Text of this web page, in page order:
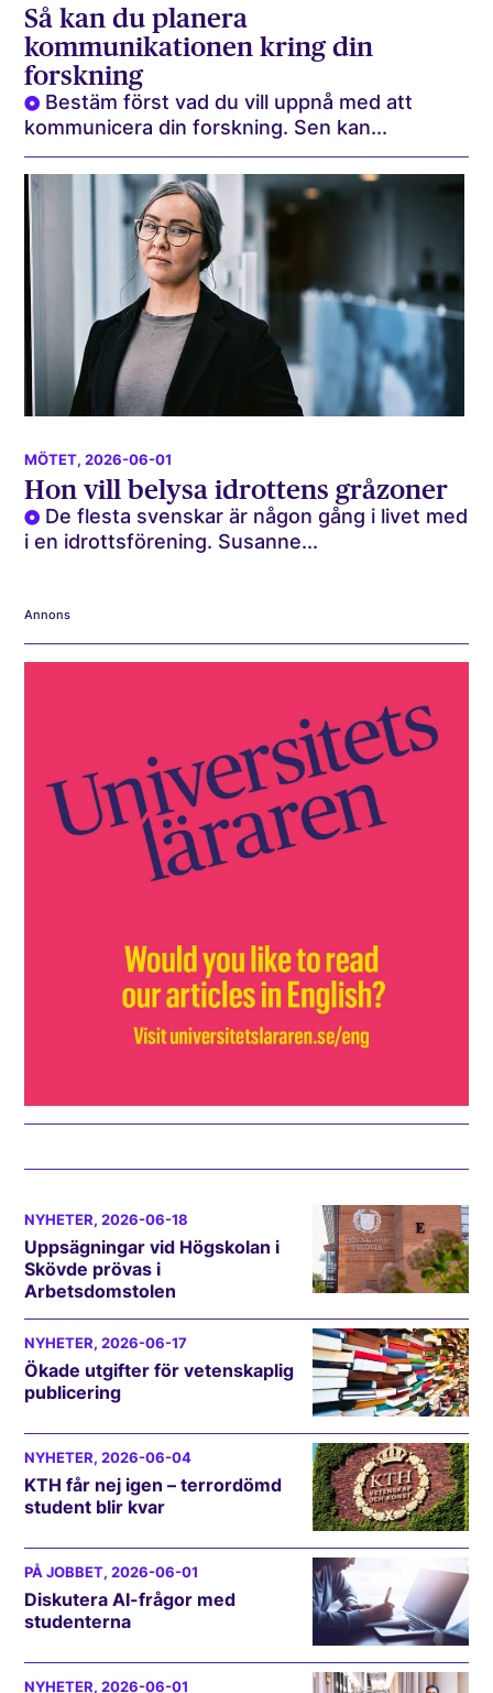
Så kan du planera
kommunikationen kring din
forskning
Bestäm först vad du vill uppnå med att
kommunicera din forskning. Sen kan...
MÖTET, 2026-06-01
Hon vill belysa idrottens gråzoner
De flesta svenskar är någon gång i livet med
i en idrottsförening. Susanne...
Annons
NYHETER, 2026-06-18
Uppsägningar vid Högskolan i
Skövde prövas i
Arbetsdomstolen
NYHETER, 2026-06-17
Ökade utgifter för vetenskaplig
publicering
NYHETER, 2026-06-04
KTH får nej igen – terrordömd
student blir kvar
PÅ JOBBET, 2026-06-01
Diskutera AI-frågor med
studenterna
NYHETER, 2026-06-01